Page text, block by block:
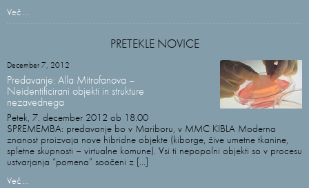
Več ...
PRETEKLE NOVICE
December 7, 2012
Predavanje: Alla Mitrofanova –
Neidentificirani objekti in strukture
nezavednega
Petek, 7. december 2012 ob 18.00
SPREMEMBA: predavanje bo v Mariboru, v MMC KIBLA Moderna
znanost proizvaja nove hibridne objekte (kiborge, žive umetne tkanine,
spletne skupnosti – virtualne komune). Vsi ti nepopolni objekti so v procesu
ustvarjanja “pomena” soočeni z [...]
Več ...